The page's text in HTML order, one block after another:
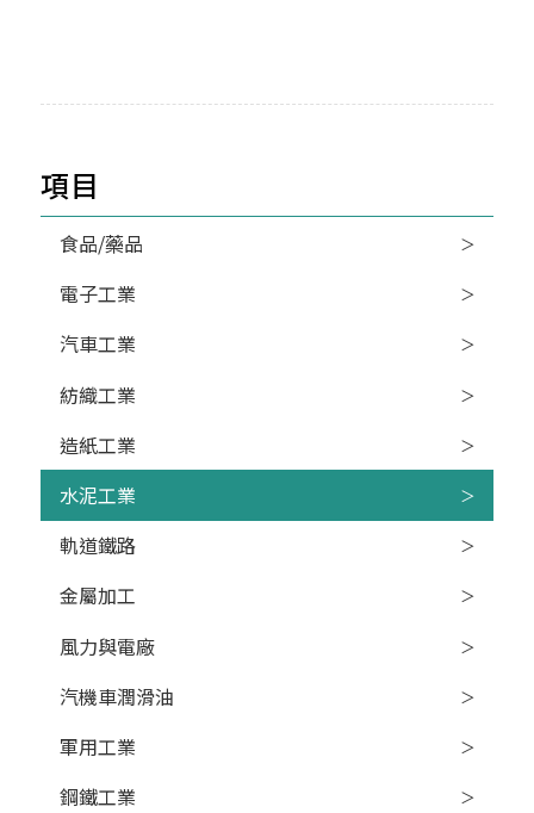
項目
食品/藥品
電子工業
汽車工業
紡織工業
造紙工業
水泥工業
軌道鐵路
金屬加工
風力與電廠
汽機車潤滑油
軍用工業
鋼鐵工業